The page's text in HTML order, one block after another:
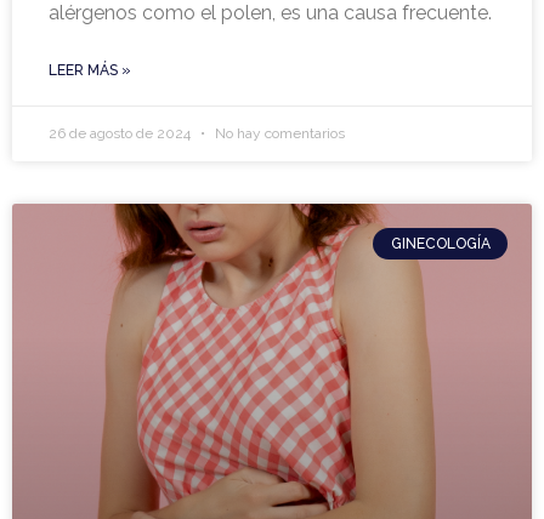
alérgenos como el polen, es una causa frecuente.
LEER MÁS »
26 de agosto de 2024 No hay comentarios
GINECOLOGÍA